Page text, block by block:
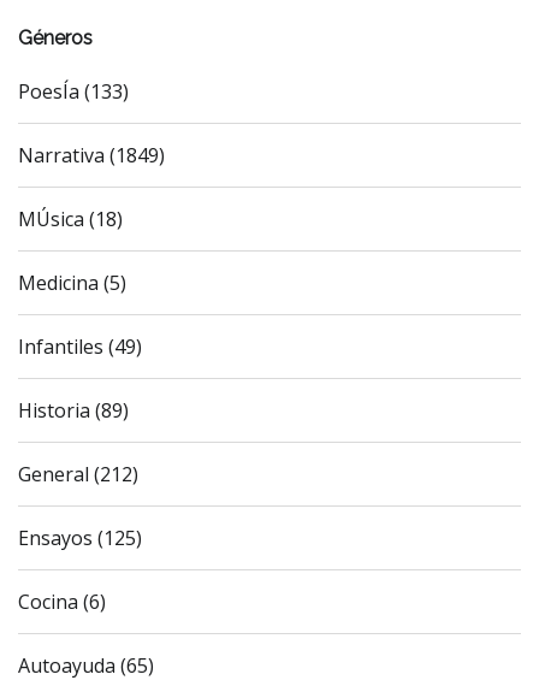
Géneros
PoesÍa (133)
Narrativa (1849)
MÚsica (18)
Medicina (5)
Infantiles (49)
Historia (89)
General (212)
Ensayos (125)
Cocina (6)
Autoayuda (65)